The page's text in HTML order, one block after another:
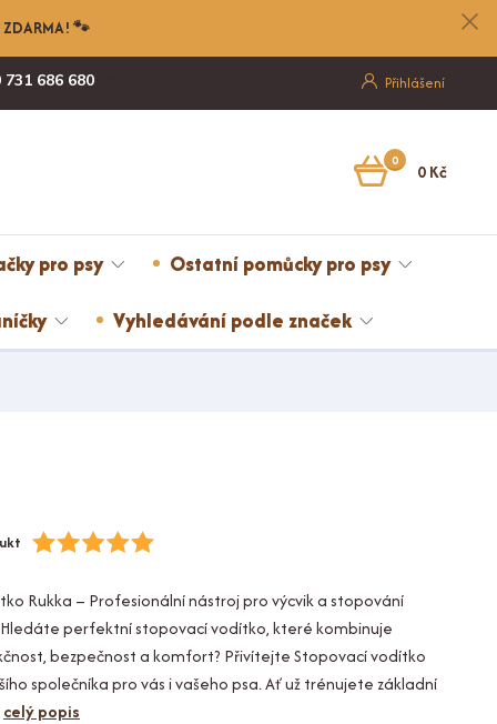
🐾
Přihlášení
731 686 680
0 0 Kč
pro psy Ostatní pomůcky pro psy
Vyhledávání podle značek
Rukka – Profesionální nástroj pro výcvik a stopování
perfektní stopovací vodítko, které kombinuje
bezpečnost a komfort? Přivítejte Stopovací vodítko
společníka pro vás i vašeho psa. Ať už trénujete základní
celý popis